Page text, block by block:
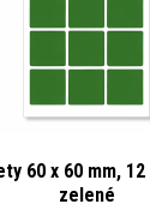
60 x 60 mm,
zelené